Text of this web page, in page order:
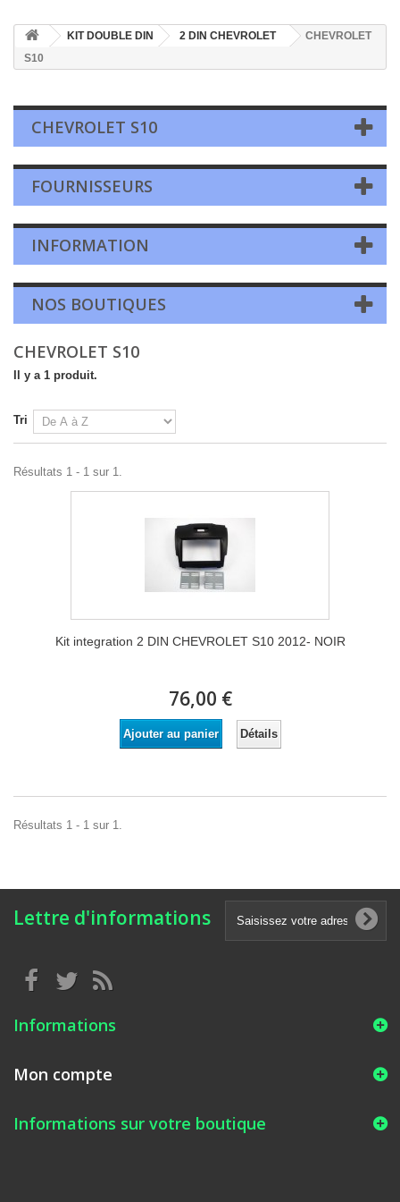
KIT DOUBLE DIN 2 DIN CHEVROLET
CHEVROLET
S10
CHEVROLET S10
FOURNISSEURS
INFORMATION
NOS BOUTIQUES
CHEVROLET S10
Il y a 1 produit.
Tri
Résultats 1 - 1 sur 1.
Kit integration 2 DIN CHEVROLET S10 2012- NOIR
76,00 €
Ajouter au panier Détails
Résultats 1 - 1 sur 1.
Lettre d'informations
Informations
Mon compte
Informations sur votre boutique